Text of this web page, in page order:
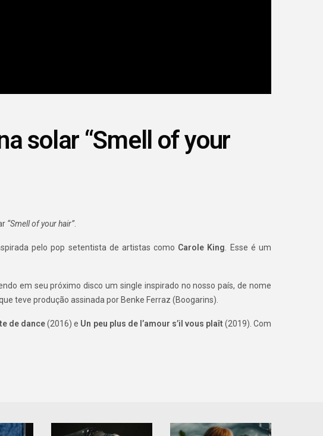
solar “Smell of your
“Smell of your hair”.
pelo pop setentista de artistas como Carole King . Esse é um
em seu próximo disco um single inspirado no nosso país, de nome
teve produção assinada por Benke Ferraz (Boogarins).
de dance(2016) e Un peu plus de l’amour s’il vous plaît (2019). Com